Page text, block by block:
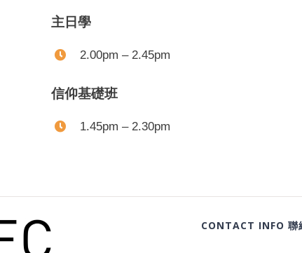
主日學
2.00pm – 2.45pm
信仰基礎班
1.45pm – 2.30pm
CONTACT INFO 聯